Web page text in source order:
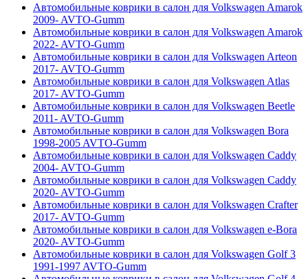
Автомобильные коврики в салон для Volkswagen Amarok
2009- AVTO-Gumm
Автомобильные коврики в салон для Volkswagen Amarok
2022- AVTO-Gumm
Автомобильные коврики в салон для Volkswagen Arteon
2017- AVTO-Gumm
Автомобильные коврики в салон для Volkswagen Atlas
2017- AVTO-Gumm
Автомобильные коврики в салон для Volkswagen Beetle
2011- AVTO-Gumm
Автомобильные коврики в салон для Volkswagen Bora
1998-2005 AVTO-Gumm
Автомобильные коврики в салон для Volkswagen Caddy
2004- AVTO-Gumm
Автомобильные коврики в салон для Volkswagen Caddy
2020- AVTO-Gumm
Автомобильные коврики в салон для Volkswagen Crafter
2017- AVTO-Gumm
Автомобильные коврики в салон для Volkswagen e-Bora
2020- AVTO-Gumm
Автомобильные коврики в салон для Volkswagen Golf 3
1991-1997 AVTO-Gumm